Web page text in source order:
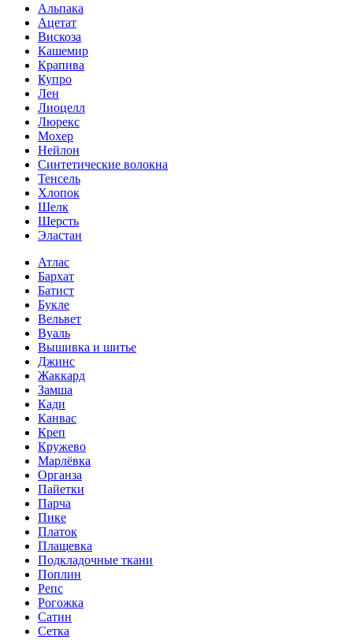
Альпака
Ацетат
Вискоза
Кашемир
Крапива
Купро
Лен
Лиоцелл
Люрекс
Мохер
Нейлон
Синтетические волокна
Тенсель
Хлопок
Шелк
Шерсть
Эластан
Атлас
Бархат
Батист
Букле
Вельвет
Вуаль
Вышивка и шитье
Джинс
Жаккард
Замша
Кади
Канвас
Креп
Кружево
Марлёвка
Органза
Пайетки
Парча
Пике
Платок
Плащевка
Подкладочные ткани
Поплин
Репс
Рогожка
Сатин
Сетка